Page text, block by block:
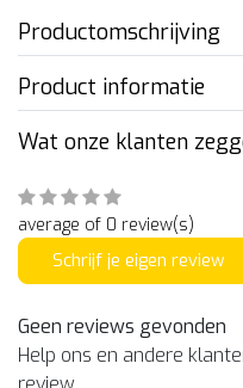
Productomschrijving
Product informatie
Wat onze klanten
average of 0 review(s)
Schrijf je eigen review
Geen reviews gevonden
Help ons en andere